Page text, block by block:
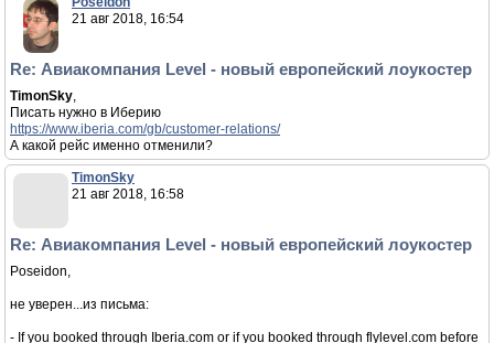
21 авг 2018, 16:54
Re: Авиакомпания Level - новый европейский лоукостер
TimonSky,
Писать нужно в Иберию
https://www.iberia.com/gb/customer-relations/
А какой рейс именно отменили?
TimonSky
21 авг 2018, 16:58
Re: Авиакомпания Level - новый европейский лоукостер
Poseidon,
не уверен...из письма:
- If you booked through Iberia.com or if you booked through flylevel.com before